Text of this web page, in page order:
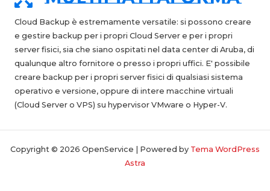
Cloud Backup è estremamente versatile: si possono creare
e gestire backup per i propri Cloud Server e per i propri
server fisici, sia che siano ospitati nel data center di Aruba, di
qualunque altro fornitore o presso i propri uffici. E' possibile
creare backup per i propri server fisici di qualsiasi sistema
operativo e versione, oppure di intere macchine virtuali
(Cloud Server o VPS) su hypervisor VMware o Hyper-V.
Copyright © 2026 OpenService | Powered by Tema WordPress
Astra